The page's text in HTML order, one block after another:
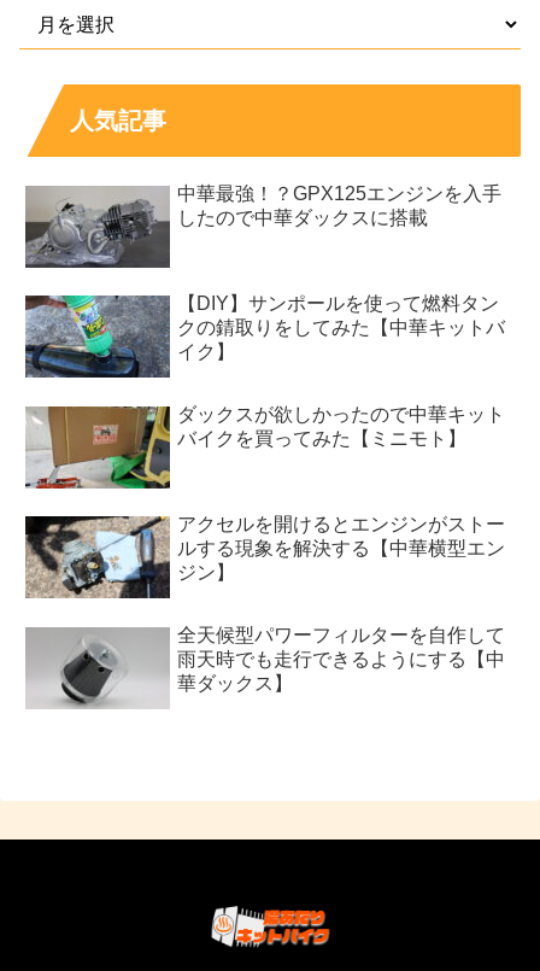
人気記事
中華最強！？GPX125エンジンを入手
したので中華ダックスに搭載
【DIY】サンポールを使って燃料タン
クの錆取りをしてみた【中華キットバ
イク】
ダックスが欲しかったので中華キット
バイクを買ってみた【ミニモト】
アクセルを開けるとエンジンがストー
ルする現象を解決する【中華横型エン
ジン】
全天候型パワーフィルターを自作して
雨天時でも走行できるようにする【中
華ダックス】